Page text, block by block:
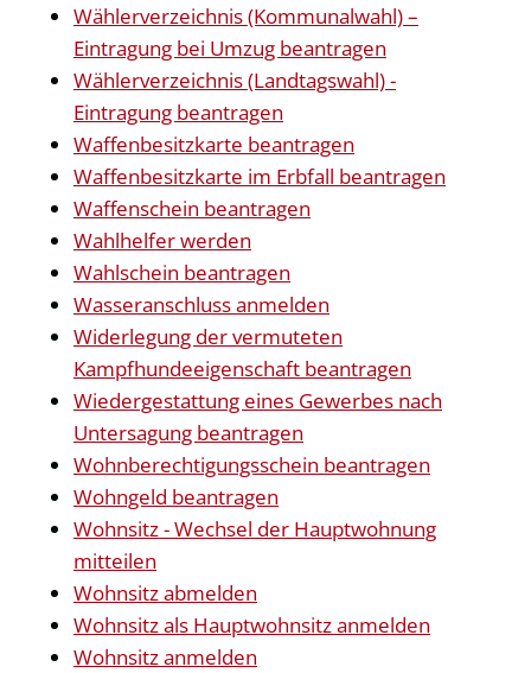
Wählerverzeichnis (Kommunalwahl) –
Eintragung bei Umzug beantragen
Wählerverzeichnis (Landtagswahl) -
Eintragung beantragen
Waffenbesitzkarte beantragen
Waffenbesitzkarte im Erbfall beantragen
Waffenschein beantragen
Wahlhelfer werden
Wahlschein beantragen
Wasseranschluss anmelden
Widerlegung der vermuteten
Kampfhundeeigenschaft beantragen
Wiedergestattung eines Gewerbes nach
Untersagung beantragen
Wohnberechtigungsschein beantragen
Wohngeld beantragen
Wohnsitz - Wechsel der Hauptwohnung
mitteilen
Wohnsitz abmelden
Wohnsitz als Hauptwohnsitz anmelden
Wohnsitz anmelden